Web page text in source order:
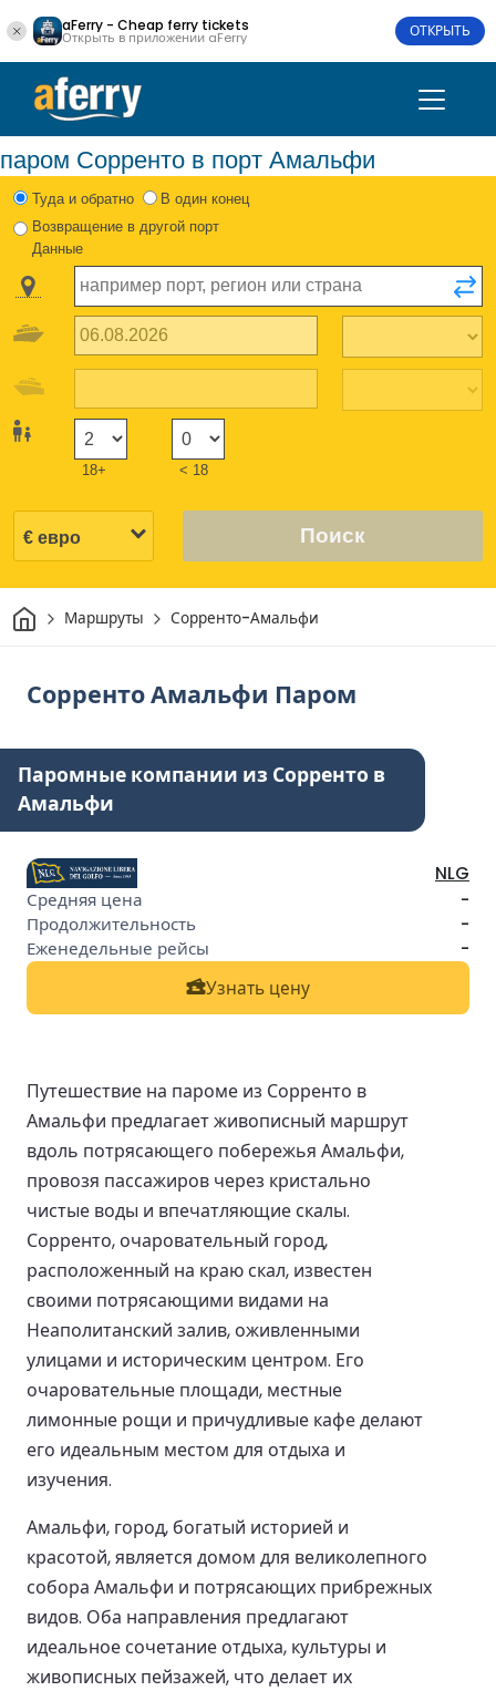
aFerry - Cheap ferry tickets
Открыть в приложении aFerry ОТКРЫТЬ
паром Сорренто в порт Амальфи
Туда и обратно
В один конец
Возвращение в другой порт
Данные
18+ < 18
Поиск
ДомМаршруты Сорренто-Амальфи
Сорренто Амальфи Паром
Паромные компании из Сорренто в
Амальфи
NLG
-
-
-
Узнать цену
Путешествие на пароме из Сорренто в
Амальфи предлагает живописный маршрут
вдоль потрясающего побережья Амальфи,
провозя пассажиров через кристально
чистые воды и впечатляющие скалы.
Сорренто, очаровательный город,
расположенный на краю скал, известен
своими потрясающими видами на
Неаполитанский залив, оживленными
улицами и историческим центром. Его
очаровательные площади, местные
лимонные рощи и причудливые кафе делают
его идеальным местом для отдыха и
изучения.
Амальфи, город, богатый историей и
красотой, является домом для великолепного
собора Амальфи и потрясающих прибрежных
видов. Оба направления предлагают
идеальное сочетание отдыха, культуры и
живописных пейзажей, что делает их